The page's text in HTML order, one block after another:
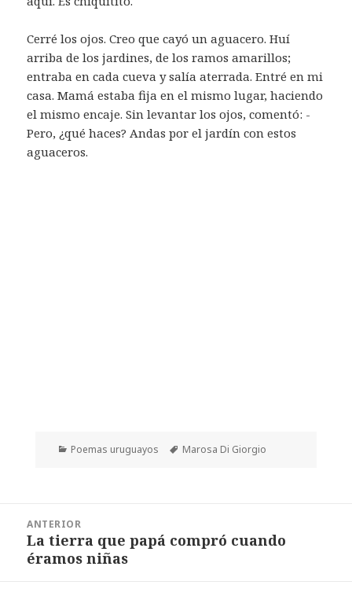
Cerré los ojos. Creo que cayó un aguacero. Huí
arriba de los jardines, de los ramos amarillos;
entraba en cada cueva y salía aterrada. Entré en mi
casa. Mamá estaba fija en el mismo lugar, haciendo
el mismo encaje. Sin levantar los ojos, comentó: -
Pero, ¿qué haces? Andas por el jardín con estos
aguaceros.
Categorías
Poemas uruguayos Etiquetas
Marosa Di Giorgio
entradas
ANTERIOR
Entrada
anterior:
La tierra que papá compró cuando
éramos niñas